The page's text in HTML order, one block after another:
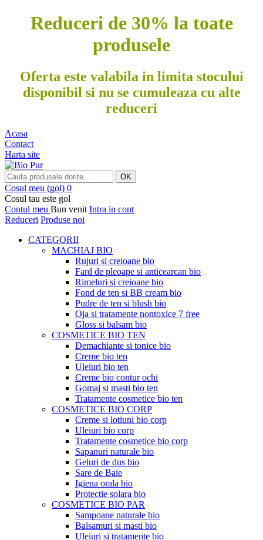
Reduceri de 30% la toate
produsele
Oferta este valabila in limita stocului
disponibil si nu se cumuleaza cu alte
reduceri
Acasa
Contact
Harta site
OK
Cosul meu (gol) 0
Cosul tau este gol
Contul meu Bun venit Intra in cont
Reduceri Produse noi
CATEGORII
MACHIAJ BIO
Rujuri si creioane bio
Fard de pleoape si anticearcan bio
Rimeluri si creioane bio
Fond de ten si BB cream bio
Pudre de ten si blush bio
Oja si tratamente nontoxice 7 free
Gloss si balsam bio
COSMETICE BIO TEN
Demachiante si tonice bio
Creme bio ten
Uleiuri bio ten
Creme bio contur ochi
Gomaj si masti bio ten
Tratamente cosmetice bio ten
COSMETICE BIO CORP
Creme si lotiuni bio corp
Uleiuri bio corp
Tratamente cosmetice bio corp
Sapanuri naturale bio
Geluri de dus bio
Sare de Baie
Igiena orala bio
Protectie solara bio
COSMETICE BIO PAR
Sampoane naturale bio
Balsamuri si masti bio
Uleiuri si tratamente bio